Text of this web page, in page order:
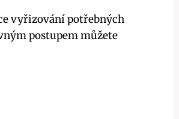
vyřizování potřebných
postupem můžete